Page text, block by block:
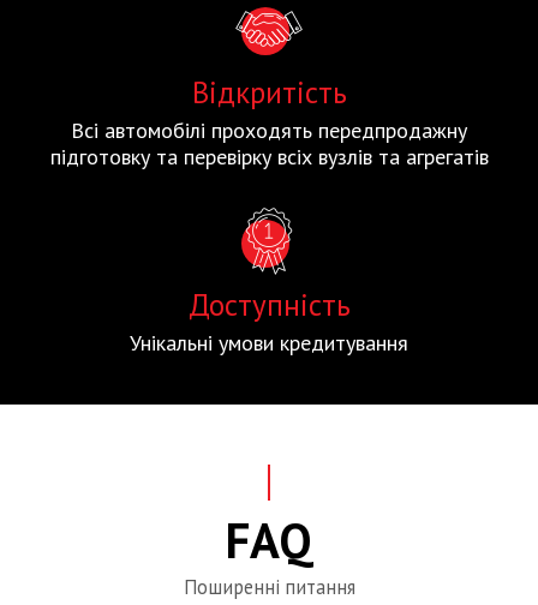
Відкритість
Всі автомобілі проходять передпродажну
підготовку та перевірку всіх вузлів та агрегатів
Доступність
Унікальні умови кредитування
FAQ
Поширенні питання